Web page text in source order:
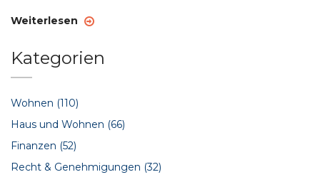
Weiterlesen
Kategorien
Wohnen (110)
Haus und Wohnen (66)
Finanzen (52)
Recht & Genehmigungen (32)